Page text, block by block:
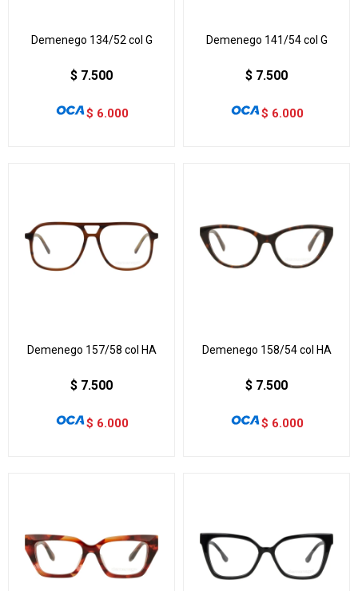
Demenego 134/52 col G
$ 7.500
$ 6.000
Demenego 141/54 col G
$ 7.500
$ 6.000
Demenego 157/58 col HA
$ 7.500
$ 6.000
Demenego 158/54 col HA
$ 7.500
$ 6.000